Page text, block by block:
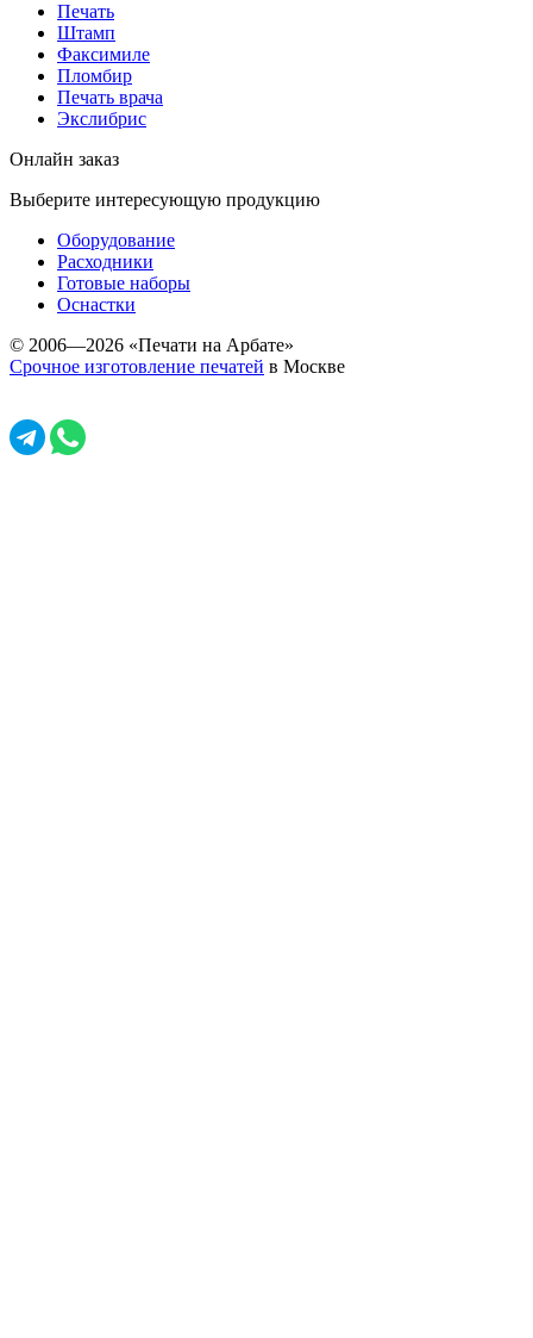
Печать
Штамп
Факсимиле
Пломбир
Печать врача
Экслибрис
Онлайн заказ
Выберите интересующую продукцию
Оборудование
Расходники
Готовые наборы
Оснастки
© 2006—2026 «Печати на Арбате»
Срочное изготовление печатей в Москве